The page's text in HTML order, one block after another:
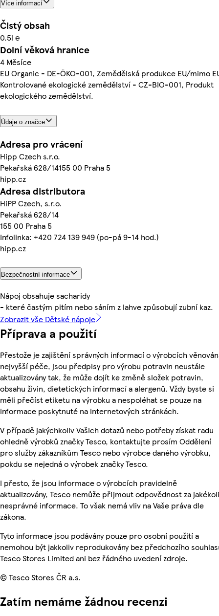
Více informací
Čistý obsah
0.5l ℮
Dolní věková hranice
4 Měsíce
EU Organic - DE-ÖKO-001, Zemědělská produkce EU/mimo
Kontrolované ekologické zemědělství - CZ-BIO-001, Produkt
ekologického zemědělství.
Údaje o značce
Adresa pro vrácení
Hipp Czech s.r.o.
Pekařská 628/14155 00 Praha 5
hipp.cz
Adresa distributora
HiPP Czech, s.r.o.
Pekařská 628/14
155 00 Praha 5
Infolinka: +420 724 139 949 (po-pá 9-14 hod.)
hipp.cz
Bezpečnostní informace
Nápoj obsahuje sacharidy
- které častým pitím nebo sáním z lahve způsobují zubní kaz.
Zobrazit vše Dětské nápoje
Příprava a použití
Přestože je zajištění správných informací o výrobcích
nejvyšší péče, jsou předpisy pro výrobu potravin neustále
aktualizovány tak, že může dojít ke změně složek potravin,
obsahu živin, dietetických informací a alergenů. Vždy byste si
měli přečíst etiketu na výrobku a nespoléhat se pouze na
informace poskytnuté na internetových stránkách.
V případě jakýchkoliv Vašich dotazů nebo potřeby získat radu
ohledně výrobků značky Tesco, kontaktujte prosím Oddělení
pro služby zákazníkům Tesco nebo výrobce daného výrobku,
pokdu se nejedná o výrobek značky Tesco.
I přesto, že jsou informace o výrobcích pravidelně
aktualizovány, Tesco nemůže přijmout odpovědnost za
nesprávné informace. To však nemá vliv na Vaše práva dle
zákona.
Tyto informace jsou podávány pouze pro osobní použití a
nemohou být jakkoliv reprodukovány bez předchozího
Tesco Stores Limited ani bez řádného uvedení zdroje.
© Tesco Stores ČR a.s.
Zatím nemáme žádnou recenzi